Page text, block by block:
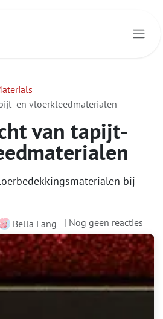
en vloerkleedmaterialen
van tapijt-
bij
Bella Fang | Nog geen reacties